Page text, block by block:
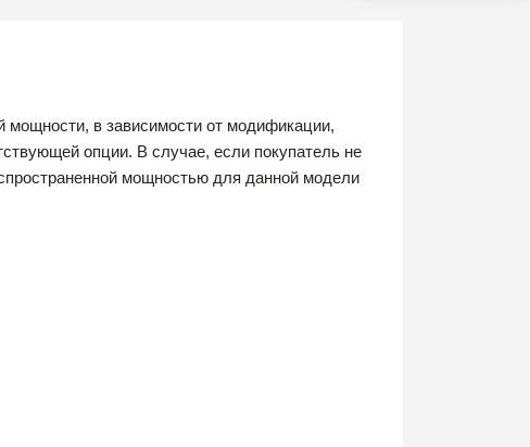
мощности, в зависимости от модификации,
опции. В случае, если покупатель не
мощностью для данной модели